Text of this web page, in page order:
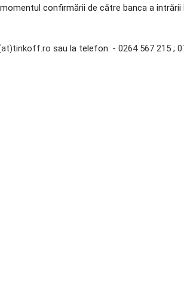
confirmării de către banca a intrării
sau la telefon: - 0264 567 215 ;